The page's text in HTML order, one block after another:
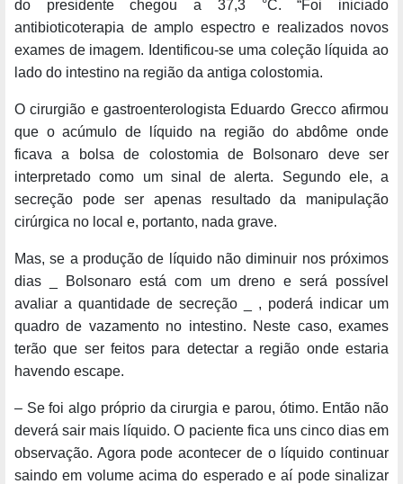
do presidente chegou a 37,3 °C. “Foi iniciado
antibioticoterapia de amplo espectro e realizados novos
exames de imagem. Identificou-se uma coleção líquida ao
lado do intestino na região da antiga colostomia.
O cirurgião e gastroenterologista Eduardo Grecco afirmou
que o acúmulo de líquido na região do abdôme onde
ficava a bolsa de colostomia de Bolsonaro deve ser
interpretado como um sinal de alerta. Segundo ele, a
secreção pode ser apenas resultado da manipulação
cirúrgica no local e, portanto, nada grave.
Mas, se a produção de líquido não diminuir nos próximos
dias _ Bolsonaro está com um dreno e será possível
avaliar a quantidade de secreção _ , poderá indicar um
quadro de vazamento no intestino. Neste caso, exames
terão que ser feitos para detectar a região onde estaria
havendo escape.
– Se foi algo próprio da cirurgia e parou, ótimo. Então não
deverá sair mais líquido. O paciente fica uns cinco dias em
observação. Agora pode acontecer de o líquido continuar
saindo em volume acima do esperado e aí pode sinalizar